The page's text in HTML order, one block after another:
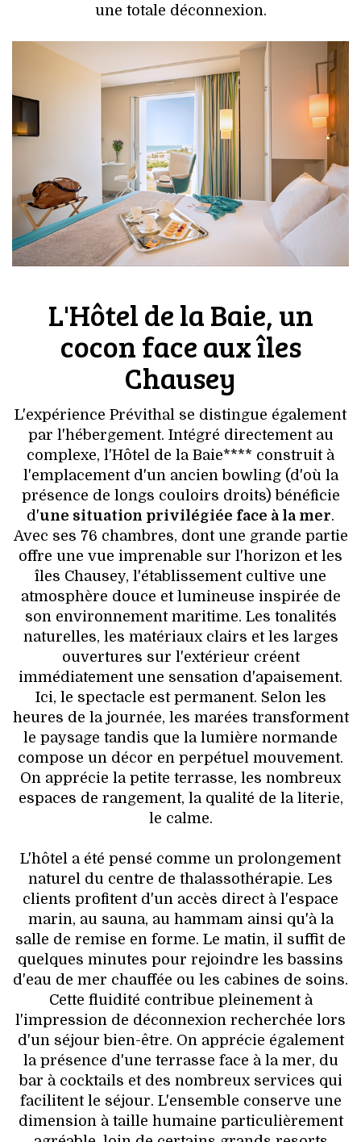
une totale déconnexion.
L'Hôtel de la Baie, un
cocon face aux îles
Chausey
L'expérience Prévithal se distingue également
par l'hébergement. Intégré directement au
complexe, l'Hôtel de la Baie**** construit à
l'emplacement d'un ancien bowling (d'où la
présence de longs couloirs droits) bénéficie
d'une situation privilégiée face à la mer.
Avec ses 76 chambres, dont une grande partie
offre une vue imprenable sur l'horizon et les
îles Chausey, l'établissement cultive une
atmosphère douce et lumineuse inspirée de
son environnement maritime. Les tonalités
naturelles, les matériaux clairs et les larges
ouvertures sur l'extérieur créent
immédiatement une sensation d'apaisement.
Ici, le spectacle est permanent. Selon les
heures de la journée, les marées transforment
le paysage tandis que la lumière normande
compose un décor en perpétuel mouvement.
On apprécie la petite terrasse, les nombreux
espaces de rangement, la qualité de la literie,
le calme.
L'hôtel a été pensé comme un prolongement
naturel du centre de thalassothérapie. Les
clients profitent d'un accès direct à l'espace
marin, au sauna, au hammam ainsi qu'à la
salle de remise en forme. Le matin, il suffit de
quelques minutes pour rejoindre les bassins
d'eau de mer chauffée ou les cabines de soins.
Cette fluidité contribue pleinement à
l'impression de déconnexion recherchée lors
d'un séjour bien-être. On apprécie également
la présence d'une terrasse face à la mer, du
bar à cocktails et des nombreux services qui
facilitent le séjour. L'ensemble conserve une
dimension à taille humaine particulièrement